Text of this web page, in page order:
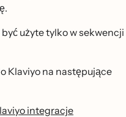
użyte tylko w sekwencji
Klaviyo na następujące
integracje